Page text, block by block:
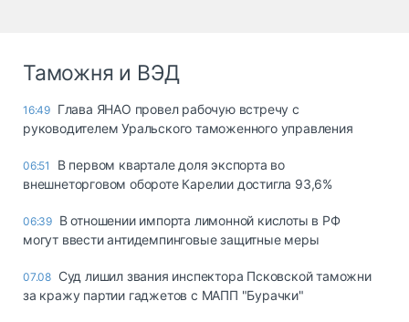
Таможня и ВЭД
16:49 Глава ЯНАО провел рабочую встречу с
руководителем Уральского таможенного управления
06:51
В первом квартале доля экспорта во
внешнеторговом обороте Карелии достигла 93,6%
06:39 В отношении импорта лимонной кислоты в РФ
могут ввести антидемпинговые защитные меры
07.08 Суд лишил звания инспектора Псковской таможни
за кражу партии гаджетов с МАПП "Бурачки"